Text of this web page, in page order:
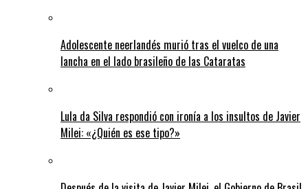
Adolescente neerlandés murió tras el vuelco de una
lancha en el lado brasileño de las Cataratas
Lula da Silva respondió con ironía a los insultos de Javier
Milei: «¿Quién es ese tipo?»